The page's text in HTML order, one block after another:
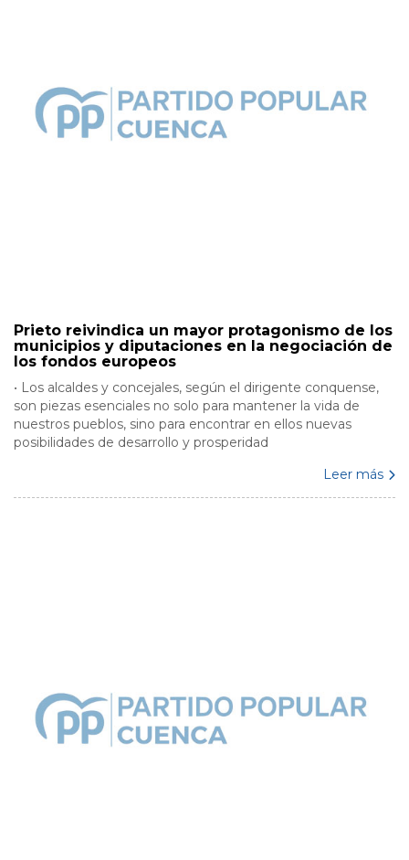
Prieto reivindica un mayor protagonismo de los
municipios y diputaciones en la negociación de
los fondos europeos
• Los alcaldes y concejales, según el dirigente conquense,
son piezas esenciales no solo para mantener la vida de
nuestros pueblos, sino para encontrar en ellos nuevas
posibilidades de desarrollo y prosperidad
Leer más